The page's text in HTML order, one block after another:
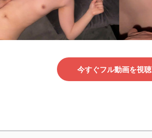
今すぐフル動画を視聴